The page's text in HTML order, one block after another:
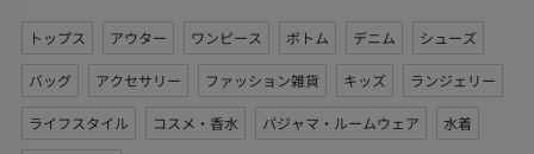
トップス アウター ワンピース ボトム デニム
シューズ
バッグ
アクセサリー ファッション雑貨 キッズ
ランジェリー
ライフスタイル
コスメ・香水 パジャマ・ルームウェア
水着